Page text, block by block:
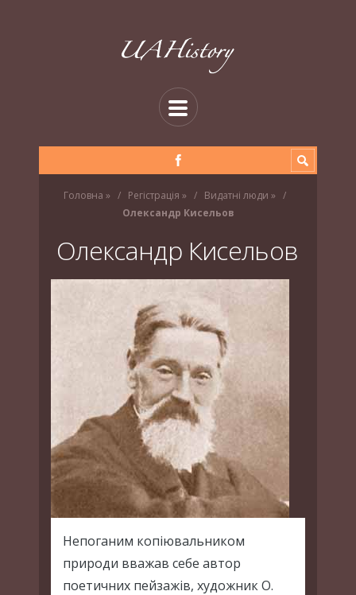
Головна » Регістрація » Видатні люди »
Олександр Кисельов
Олександр Кисельов
Непоганим копіювальником
природи вважав себе автор
поетичних пейзажів, художник О.